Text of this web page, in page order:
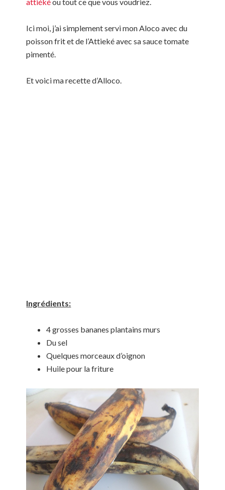
Ici moi, j’ai simplement servi mon Aloco avec du
poisson frit et de l’Attieké avec sa sauce tomate
pimenté.
Et voici ma recette d’Alloco.
Ingrédients:
4 grosses bananes plantains murs
Du sel
Quelques morceaux d’oignon
Huile pour la friture